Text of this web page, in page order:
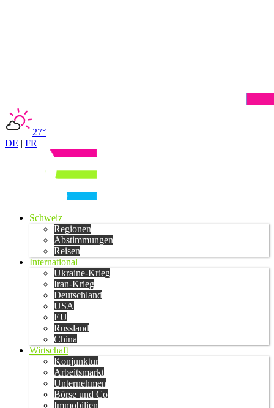
27°
DE | FR
Schweiz
Regionen
Abstimmungen
Reisen
International
Ukraine-Krieg
Iran-Krieg
Deutschland
USA
EU
Russland
China
Wirtschaft
Konjunktur
Arbeitsmarkt
Unternehmen
Börse und Co
Immobilien